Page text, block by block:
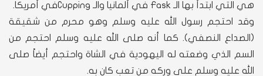
هي التي ابتدأ بها الـ Fask في ألمانيا والـ Cuppingفي أمريكا.
وقد احتجم رسول الله عليه وسلم وهو محرم من شقيقة
(الصداع النصفي). كما أنه صلى الله عليه وسلم احتجم من
السم الذي وضعته له اليهودية في الشاة واحتجم أيضاً صلى
الله عليه وسلم على وركه من تعب كان به.